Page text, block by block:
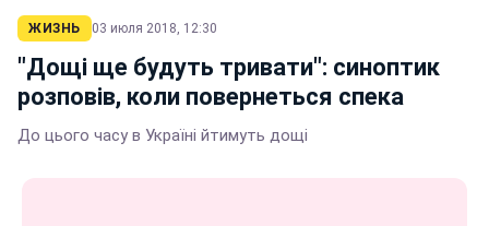
ЖИЗНЬ 03 июля 2018, 12:30
"Дощі ще будуть тривати": синоптик
розповів, коли повернеться спека
До цього часу в Україні йтимуть дощі